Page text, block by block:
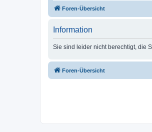
Foren-Übersicht
Information
Sie sind leider nicht berechtigt, die
Foren-Übersicht